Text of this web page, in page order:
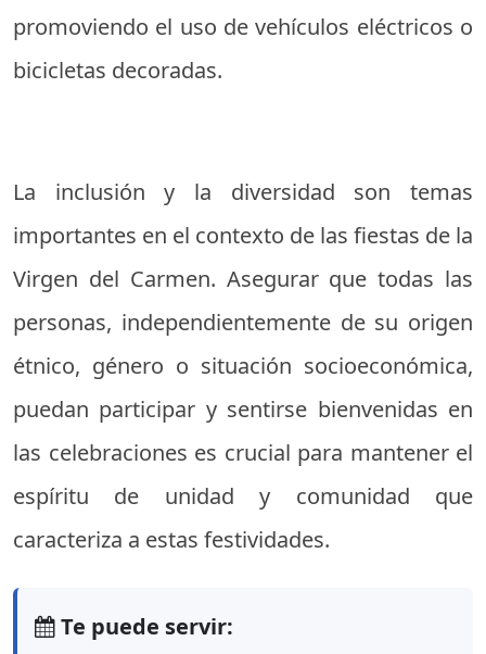
promoviendo el uso de vehículos eléctricos o
bicicletas decoradas.
La inclusión y la diversidad son temas
importantes en el contexto de las fiestas de la
Virgen del Carmen. Asegurar que todas las
personas, independientemente de su origen
étnico, género o situación socioeconómica,
puedan participar y sentirse bienvenidas en
las celebraciones es crucial para mantener el
espíritu de unidad y comunidad que
caracteriza a estas festividades.
Te puede servir: